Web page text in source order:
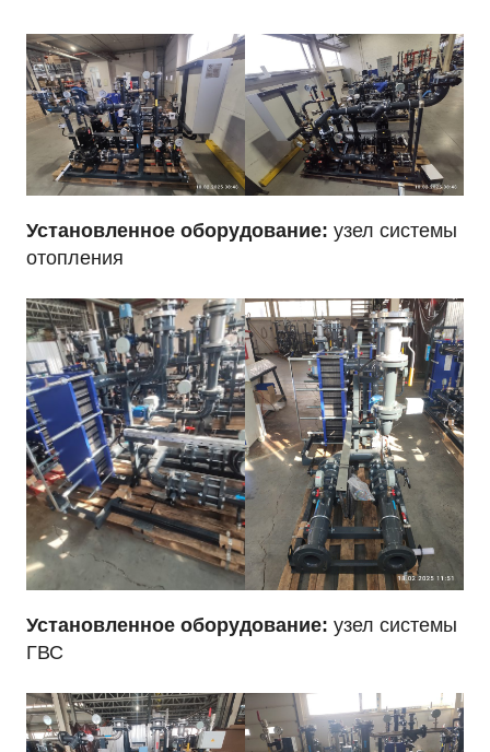
Установленное оборудование: узел системы
отопления
Установленное оборудование: узел системы
ГВС